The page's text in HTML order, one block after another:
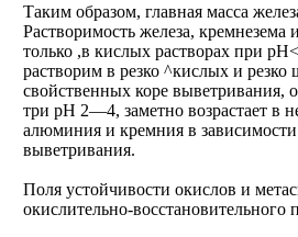
Таким образом, главная масса
Растворимость железа,
только ,в кислых растворах при
растворим в резко ^кислых и
свойственных коре выветривания,
три рН 2—4, заметно возрастает в
алюминия и кремния в
выветривания.
Поля устойчивости окислов и
окислительно-восстановительного